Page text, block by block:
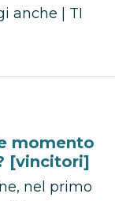
anche | TI
momento
[vincitori]
nel primo